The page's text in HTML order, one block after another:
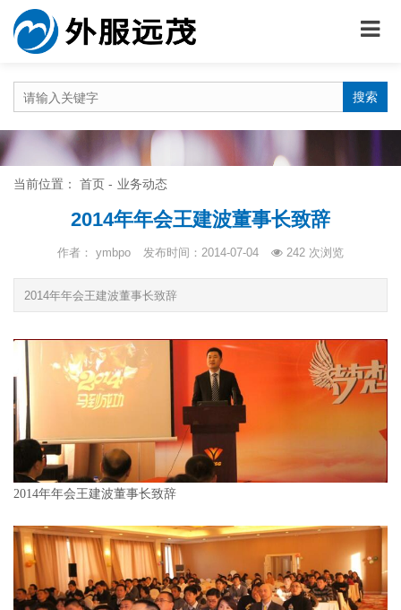
搜索
当前位置： 首页 业务动态
2014年年会王建波董事长致辞
作者： ymbpo 发布时间：2014-07-04 242 次浏览
2014年年会王建波董事长致辞
2014年年会王建波董事长致辞